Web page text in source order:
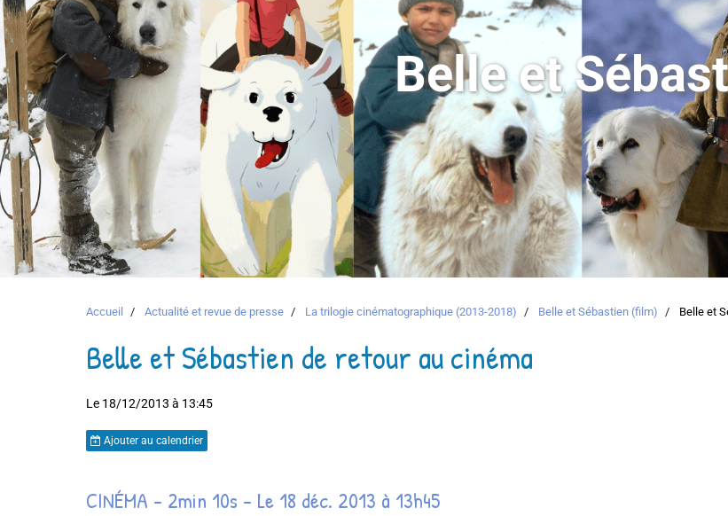
Belle et
Accueil Actualité et revue de presse La trilogie cinématographique (2013-2018) Belle et Sébastien (film) Belle et
Belle et Sébastien de retour au cinéma
Le 18/12/2013 à 13:45
Ajouter au calendrier
CINÉMA - 2min 10s - Le 18 déc. 2013 à 13h45